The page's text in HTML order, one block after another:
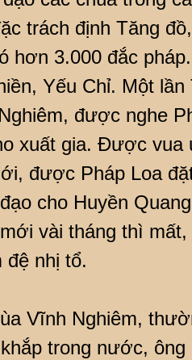
trách định Tăng
hơn 3.000 đắc
Yếu Chỉ. Một
được nghe
xuất gia. Được vua
được Pháp Loa
cho Huyền
vài tháng thì
đệ nhị tổ.
Vĩnh Nghiêm,
trong nước,